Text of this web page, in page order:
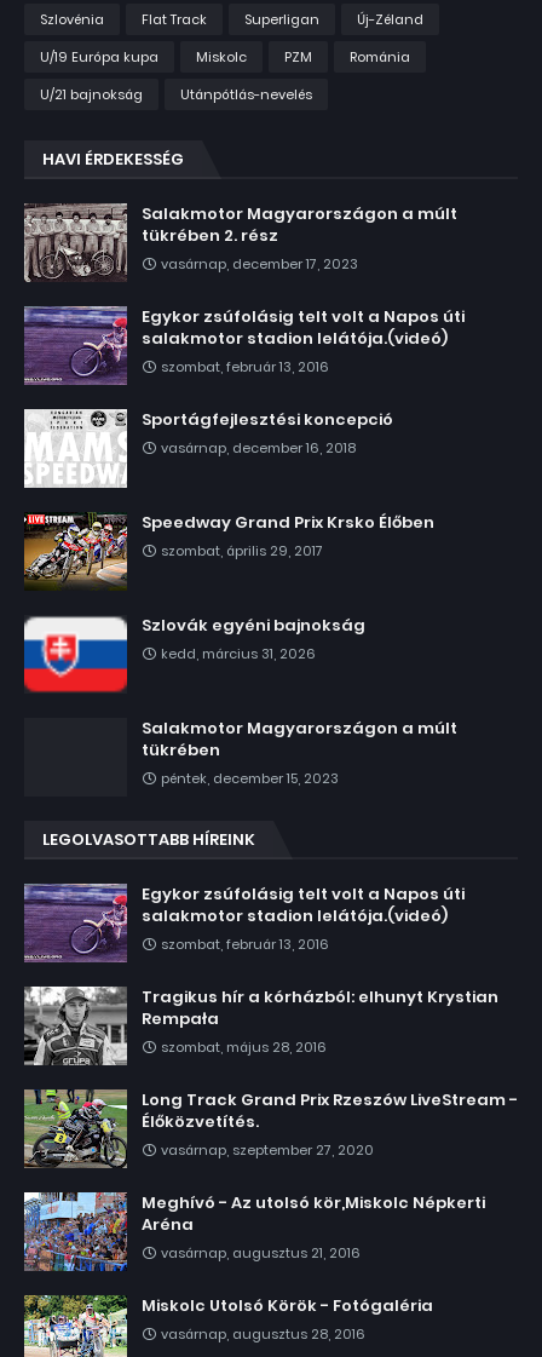
Szlovénia
Flat Track Superligan
Új-Zéland
U/19 Európa kupa
Miskolc PZM
Románia
U/21 bajnokság
Utánpótlás-nevelés
HAVI ÉRDEKESSÉG
Salakmotor Magyarországon a múlt
tükrében 2. rész
vasárnap, december 17, 2023
Egykor zsúfolásig telt volt a Napos úti
salakmotor stadion lelátója.(videó)
szombat, február 13, 2016
Sportágfejlesztési koncepció
vasárnap, december 16, 2018
Speedway Grand Prix Krsko Élőben
szombat, április 29, 2017
Szlovák egyéni bajnokság
kedd, március 31, 2026
Salakmotor Magyarországon a múlt
tükrében
péntek, december 15, 2023
LEGOLVASOTTABB HÍREINK
Egykor zsúfolásig telt volt a Napos úti
salakmotor stadion lelátója.(videó)
szombat, február 13, 2016
Tragikus hír a kórházból: elhunyt Krystian
Rempała
szombat, május 28, 2016
Long Track Grand Prix Rzeszów LiveStream -
Élőközvetítés.
vasárnap, szeptember 27, 2020
Meghívó - Az utolsó kör,Miskolc Népkerti
Aréna
vasárnap, augusztus 21, 2016
Miskolc Utolsó Körök - Fotógaléria
vasárnap, augusztus 28, 2016